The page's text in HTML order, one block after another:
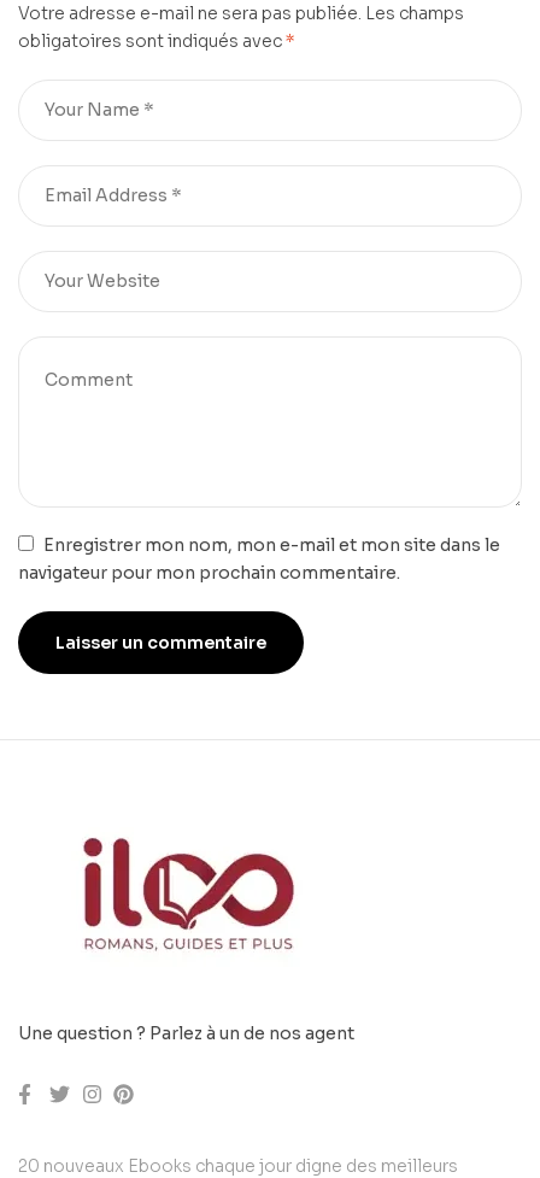
Prompt
Parfait pour
Votre adresse e-mail ne sera pas publiée. Les champs
obligatoires sont indiqués avec*
Enregistrer mon nom, mon e-mail et mon site dans le
navigateur pour mon prochain commentaire.
Une question ? Parlez à un de nos agent
20 nouveaux Ebooks chaque jour digne des meilleurs